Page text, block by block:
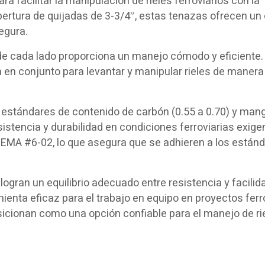
de quijadas de 3-3/4″, estas tenazas ofrecen
cada lado proporciona un manejo cómodo y
conjunto para levantar y manipular rieles de
de contenido de carbón (0.55 a 0.70) y
y durabilidad en condiciones ferroviarias
#6-02, lo que asegura que se adhieren a los
un equilibrio adecuado entre resistencia y
eficaz para el trabajo en equipo en proyectos
como una opción confiable para el manejo de